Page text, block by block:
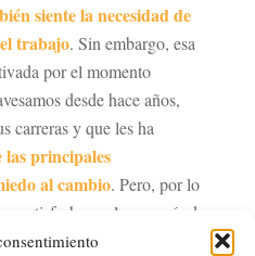
siente la necesidad de
trabajo. Sin embargo, esa
por el momento
desde hace años,
carreras y que les ha
las principales
al cambio. Pero, por lo
satisfechos, a la mayoría de
estabilidad.